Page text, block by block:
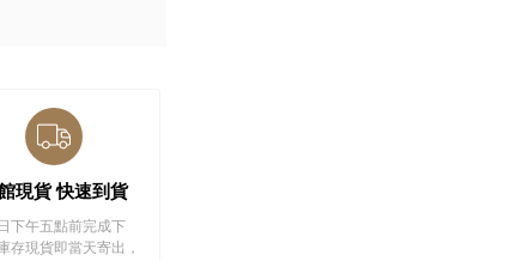
現貨 快速到貨
下午五點前完成下
存現貨即當天寄出，